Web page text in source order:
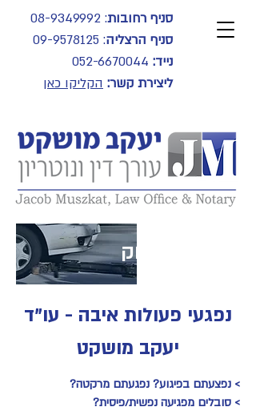
סניף רחובות:
08-9349992
סניף הרצליה:
09-9578125
נייד: 052-6670044
ליצירת קשר: הקליקו כאן
תחומי עיסוק
נפגעי פעולות איבה - עו"ד
יעקב מושקט
> נפצעתם בפיגוע? נפגעתם מרקטה?
> סובלים מפגיעה נפשית/פיסית?